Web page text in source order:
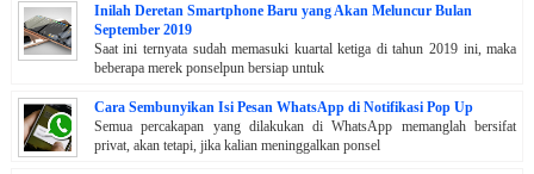
Inilah Deretan Smartphone Baru yang Akan Meluncur Bulan
September 2019
Saat ini ternyata sudah memasuki kuartal ketiga di tahun 2019 ini, maka
beberapa merek ponselpun bersiap untuk
Cara Sembunyikan Isi Pesan WhatsApp di Notifikasi Pop Up
Semua percakapan yang dilakukan di WhatsApp memanglah bersifat
privat, akan tetapi, jika kalian meninggalkan ponsel